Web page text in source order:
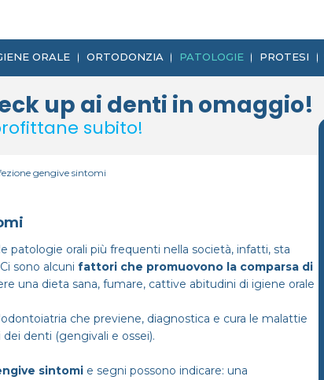
ORALE ORTODONZIA PATOLOGIE PROTESI
up ai denti in omaggio!
subito!
gengive sintomi
patologie orali più frequenti nella società, infatti, sta
sono alcuni fattori che promuovono la comparsa di
una dieta sana, fumare, cattive abitudini di igiene orale
che previene, diagnostica e cura le malattie
denti (gengivali e ossei).
sintomi e segni possono indicare: una